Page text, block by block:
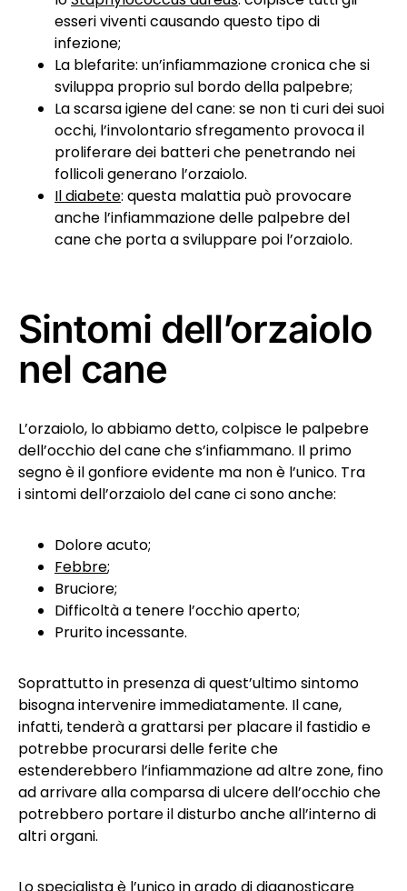
esseri viventi causando questo tipo di
infezione;
La blefarite: un’infiammazione cronica che si
sviluppa proprio sul bordo della palpebre;
La scarsa igiene del cane: se non ti curi dei suoi
occhi, l’involontario sfregamento provoca il
proliferare dei batteri che penetrando nei
follicoli generano l’orzaiolo.
Il diabete: questa malattia può provocare
anche l’infiammazione delle palpebre del
cane che porta a sviluppare poi l’orzaiolo.
Sintomi dell’orzaiolo
nel cane
L’orzaiolo, lo abbiamo detto, colpisce le palpebre
dell’occhio del cane che s’infiammano. Il primo
segno è il gonfiore evidente ma non è l’unico. Tra
i sintomi dell’orzaiolo del cane ci sono anche:
Dolore acuto;
Febbre;
Bruciore;
Difficoltà a tenere l’occhio aperto;
Prurito incessante.
Soprattutto in presenza di quest’ultimo sintomo
bisogna intervenire immediatamente. Il cane,
infatti, tenderà a grattarsi per placare il fastidio e
potrebbe procurarsi delle ferite che
estenderebbero l’infiammazione ad altre zone, fino
ad arrivare alla comparsa di ulcere dell’occhio che
potrebbero portare il disturbo anche all’interno di
altri organi.